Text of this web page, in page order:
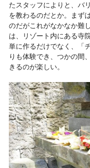
たスタッフによりと、バ
を教わるのだとか。まず
のだがこれがなかなか難
は、リゾート内にある寺
単に作るだけでなく、「
りも体験でき、つかの間
きるのが楽しい。